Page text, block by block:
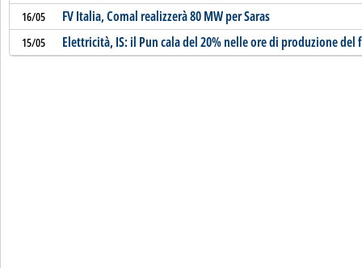
16/05 FV Italia, Comal realizzerà 80 MW per Saras
15/05 Elettricità, IS: il Pun cala del 20% nelle ore di produzione